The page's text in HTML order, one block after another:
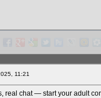
11:21
real chat — start your adult